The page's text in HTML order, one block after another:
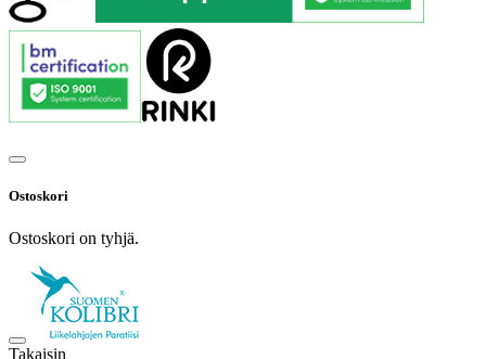
Ostoskori
Ostoskori on tyhjä.
Takaisin